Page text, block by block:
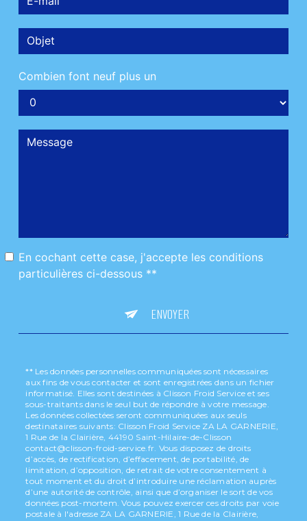
Combien font neuf plus un
En cochant cette case, j'accepte les conditions
particulières ci-dessous **
ENVOYER
** Les données personnelles communiquées sont nécessaires
aux fins de vous contacter et sont enregistrées dans un fichier
informatisé. Elles sont destinées à Clisson Froid Service et ses
sous-traitants dans le seul but de répondre à votre message.
Les données collectées seront communiquées aux seuls
destinataires suivants: Clisson Froid Service ZA LA GARNERIE,
1 Rue de la Clairière, 44190 Saint-Hilaire-de-Clisson
contact@clisson-froid-service.fr. Vous disposez de droits
d’accès, de rectification, d’effacement, de portabilité, de
limitation, d’opposition, de retrait de votre consentement à
tout moment et du droit d’introduire une réclamation auprès
d’une autorité de contrôle, ainsi que d’organiser le sort de vos
données post-mortem. Vous pouvez exercer ces droits par voie
postale à l'adresse ZA LA GARNERIE, 1 Rue de la Clairière,